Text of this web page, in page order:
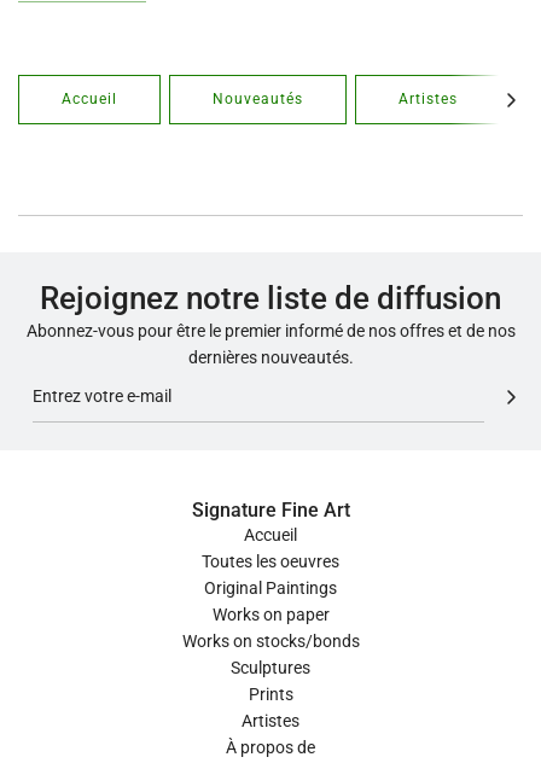
interpolation
value
panier"
Accueil Nouveautés Artistes
Rejoignez notre liste de diffusion
Abonnez-vous pour être le premier informé de nos offres et de nos
dernières nouveautés.
Signature Fine Art
Accueil
Toutes les oeuvres
Original Paintings
Works on paper
Works on stocks/bonds
Sculptures
Prints
Artistes
À propos de